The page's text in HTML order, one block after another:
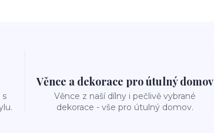
s
Věnce a dekorace pro útulný domov
Věnce z naší dílny i pečlivě vybrané
dekorace - vše pro útulný domov.